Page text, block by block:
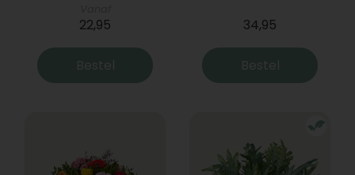
22,95
Bestel
34,95
Bestel